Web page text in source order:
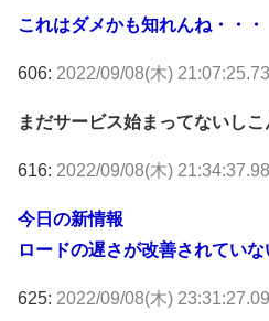
これはダメかも知れんね・・・
606: 2022/09/08(木)
まだサービス始まってないし
616: 2022/09/08(木)
今日の新情報
ロードの遅さが改善されていな
625: 2022/09/08(木)